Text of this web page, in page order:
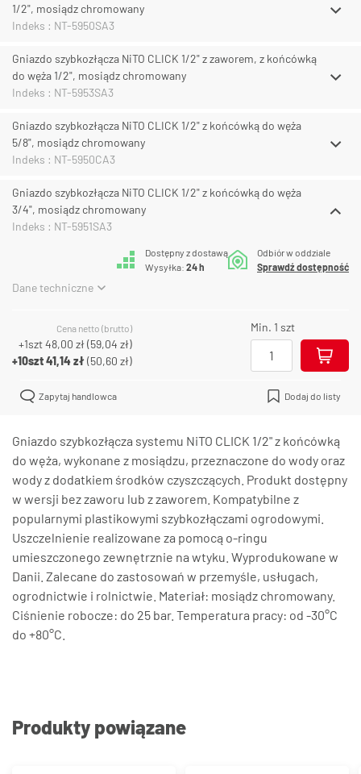
1/2", mosiądz chromowany
Indeks : NT-5950SA3
Gniazdo szybkozłącza NiTO CLICK 1/2" z zaworem, z końcówką
do węża 1/2", mosiądz chromowany
Indeks : NT-5953SA3
Gniazdo szybkozłącza NiTO CLICK 1/2" z końcówką do węża
5/8", mosiądz chromowany
Indeks : NT-5950CA3
Gniazdo szybkozłącza NiTO CLICK 1/2" z końcówką do węża
3/4", mosiądz chromowany
Indeks : NT-5951SA3
Dostępny z dostawą
Wysyłka: 24 h
Odbiór w oddziale
Sprawdź dostępność
Dane techniczne
Cena netto (brutto)
+1szt48,00 zł(59,04 zł)
+10szt41,14 zł(50,60 zł)
Min. 1 szt
Zapytaj handlowca Dodaj do listy
Gniazdo szybkozłącza systemu NiTO CLICK 1/2" z końcówką
do węża, wykonane z mosiądzu, przeznaczone do wody oraz
wody z dodatkiem środków czyszczących. Produkt dostępny
w wersji bez zaworu lub z zaworem. Kompatybilne z
popularnymi plastikowymi szybkozłączami ogrodowymi.
Uszczelnienie realizowane za pomocą o-ringu
umieszczonego zewnętrznie na wtyku. Wyprodukowane w
Danii. Zalecane do zastosowań w przemyśle, usługach,
ogrodnictwie i rolnictwie. Materiał: mosiądz chromowany.
Ciśnienie robocze: do 25 bar. Temperatura pracy: od -30°C
do +80°C.
Produkty powiązane